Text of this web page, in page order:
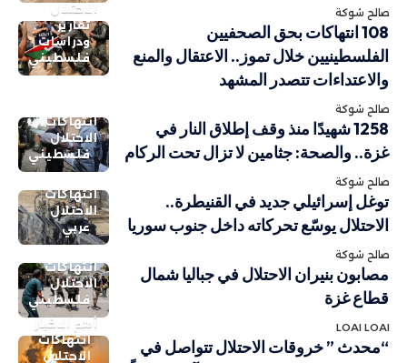
صالح شوكة
الاحتلال
تقارير
ودراسات
فلسطيني
108 انتهاكات بحق الصحفيين
الفلسطينيين خلال تموز.. الاعتقال والمنع
والاعتداءات تتصدر المشهد
صالح شوكة
انتهاكات
الاحتلال
فلسطيني
1258 شهيدًا منذ وقف إطلاق النار في
غزة.. والصحة: جثامين لا تزال تحت الركام
صالح شوكة
انتهاكات
الاحتلال
عربي
توغل إسرائيلي جديد في القنيطرة..
الاحتلال يوسّع تحركاته داخل جنوب سوريا
صالح شوكة
انتهاكات
الاحتلال
فلسطيني
مصابون بنيران الاحتلال في جباليا شمال
قطاع غزة
LOAI LOAI
أهم الاخبار
انتهاكات
الاحتلال
“محدث ” خروقات الاحتلال تتواصل في